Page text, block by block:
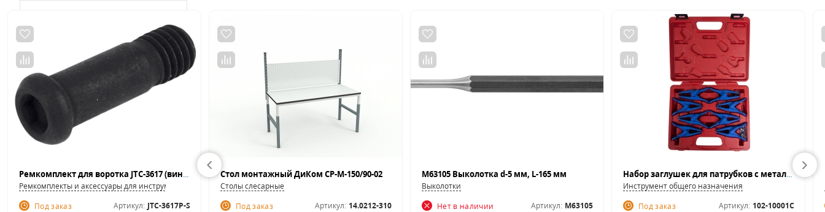
Ремкомплекты инструмента
Диагностическое
оборудование
Гаражное оборудование
Оборудование для заправки
кондиционеров
Ремкомплект для воротка JTC-3617 (винт) JTC
Ремкомплекты и аксессуары для инструмента
Под заказ
Артикул: JTC-3617P-S
Стол монтажный ДиКом СР-М-150/90-02
Столы слесарные
Под заказ
Артикул: 14.0212-310
M63105 Выколотка d-5 мм, L-165 мм
Выколотки
Нет в наличии
Артикул: M63105
Набор заглушек для патрубков с металлическими наконечниками, кейс, 8 предметов МАСТАК 102-10001C
Инструмент общего назначения
Под заказ
Артикул: 102-10001C